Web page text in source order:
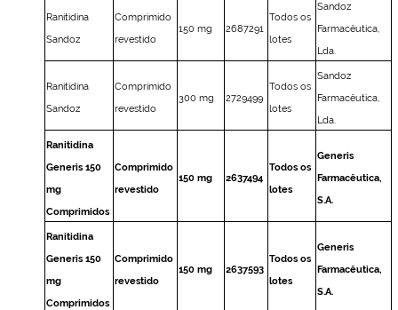
Ranitidina
Sandoz
Comprimido
revestido
150 mg 2687291
Todos os
lotes
Sandoz
Farmacêutica,
Lda.
Ranitidina
Sandoz
Comprimido
revestido
300 mg 2729499
Todos os
lotes
Sandoz
Farmacêutica,
Lda.
Ranitidina
Generis 150
mg
Comprimidos
Comprimido
revestido
150 mg 2637494
Todos os
lotes
Generis
Farmacêutica,
S.A.
Ranitidina
Generis 150
mg
Comprimidos
Comprimido
revestido
150 mg 2637593
Todos os
lotes
Generis
Farmacêutica,
S.A.